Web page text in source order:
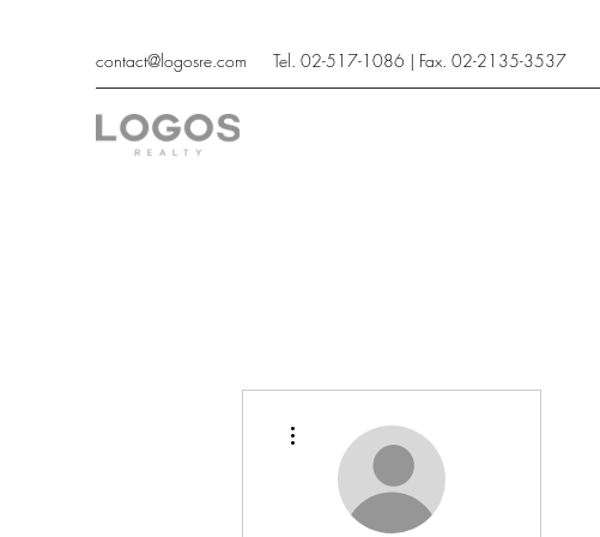
contact@logosre.com Tel. 02-517-1086 | Fax. 02-2135-3537